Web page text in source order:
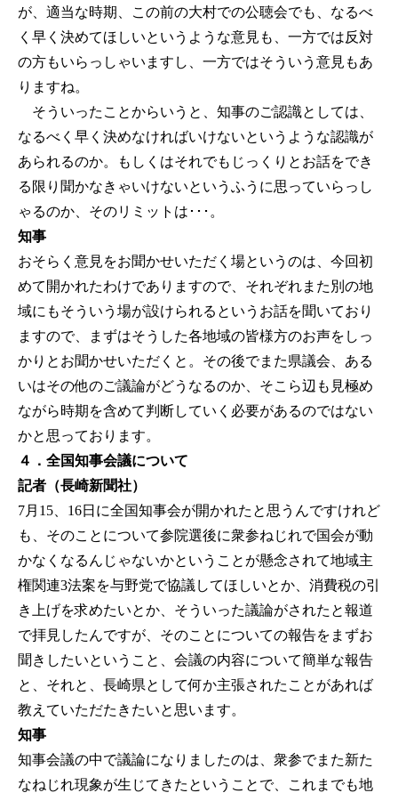
が、適当な時期、この前の大村での公聴会でも、なるべ
く早く決めてほしいというような意見も、一方では反対
の方もいらっしゃいますし、一方ではそういう意見もあ
りますね。
そういったことからいうと、知事のご認識としては、
なるべく早く決めなければいけないというような認識が
あられるのか。もしくはそれでもじっくりとお話をでき
る限り聞かなきゃいけないというふうに思っていらっし
ゃるのか、そのリミットは･･･。
知事
おそらく意見をお聞かせいただく場というのは、今回初
めて開かれたわけでありますので、それぞれまた別の地
域にもそういう場が設けられるというお話を聞いており
ますので、まずはそうした各地域の皆様方のお声をしっ
かりとお聞かせいただくと。その後でまた県議会、ある
いはその他のご議論がどうなるのか、そこら辺も見極め
ながら時期を含めて判断していく必要があるのではない
かと思っております。
４．全国知事会議について
記者（長崎新聞社）
7月15、16日に全国知事会が開かれたと思うんですけれど
も、そのことについて参院選後に衆参ねじれで国会が動
かなくなるんじゃないかということが懸念されて地域主
権関連3法案を与野党で協議してほしいとか、消費税の引
き上げを求めたいとか、そういった議論がされたと報道
で拝見したんですが、そのことについての報告をまずお
聞きしたいということ、会議の内容について簡単な報告
と、それと、長崎県として何か主張されたことがあれば
教えていただたきたいと思います。
知事
知事会議の中で議論になりましたのは、衆参でまた新た
なねじれ現象が生じてきたということで、これまでも地